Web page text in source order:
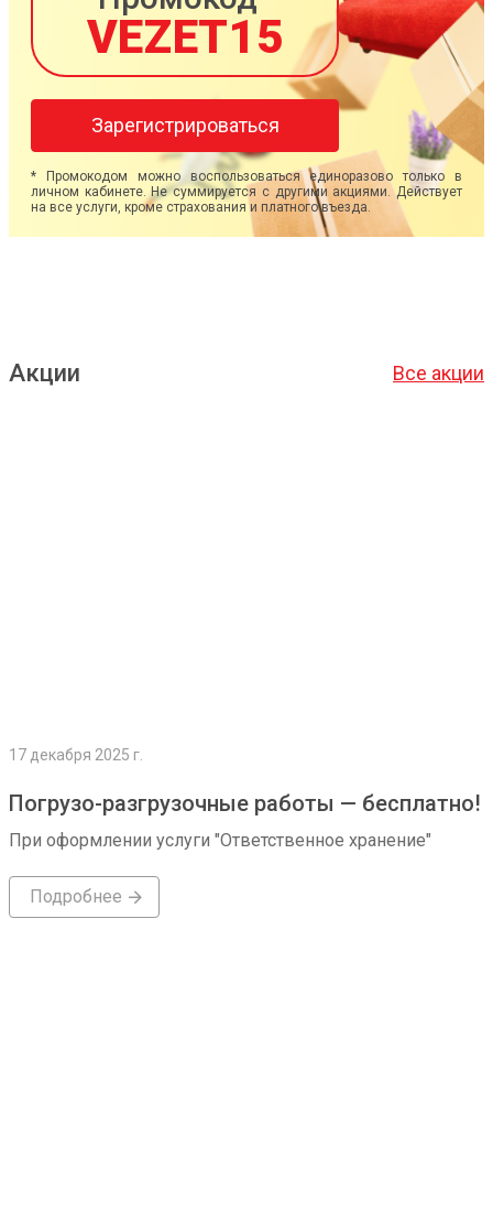
VEZET15
Зарегистрироваться
* Промокодом можно воспользоваться единоразово только в
личном кабинете. Не суммируется с другими акциями. Действует
на все услуги, кроме страхования и платного въезда.
Акции Все акции
17 декабря 2025 г.
Погрузо-разгрузочные работы — бесплатно!
При оформлении услуги "Ответственное хранение"
Подробнее